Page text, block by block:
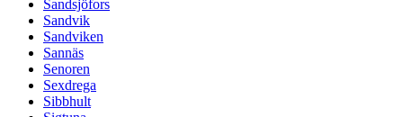
Sandsjöfors
Sandvik
Sandviken
Sannäs
Senoren
Sexdrega
Sibbhult